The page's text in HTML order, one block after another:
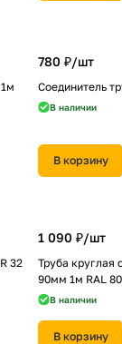
780 ₽/шт
Соединитель
В наличии
В корзину
32
1 090 ₽/шт
Труба круглая
90мм 1м RAL
В наличии
В корзину